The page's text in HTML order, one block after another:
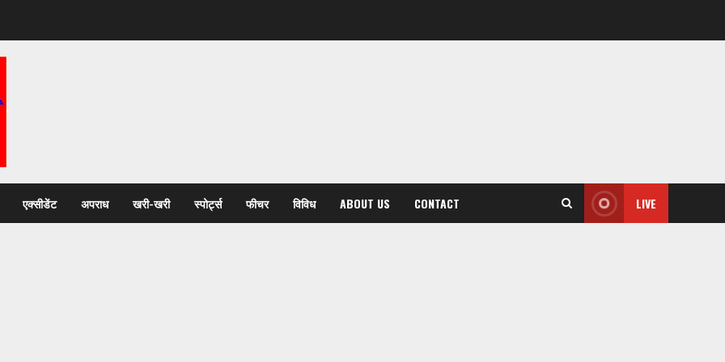
एक्सीडेंट अपराध खरी-खरी स्पोर्ट्स फीचर विविध ABOUT US CONTACT LIVE